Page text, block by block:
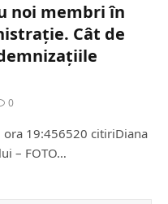
noi membri în
Cât de
0
19:456520 citiriDiana
– FOTO…